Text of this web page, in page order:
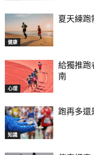
健康
夏天練跑
心理
給獨推跑
南
知識
跑再多還